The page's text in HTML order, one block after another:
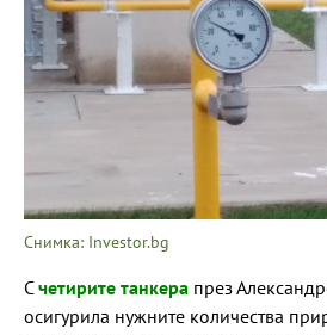
Снимка: Investor.bg
Счетирите танкера през
осигурила нужните количества